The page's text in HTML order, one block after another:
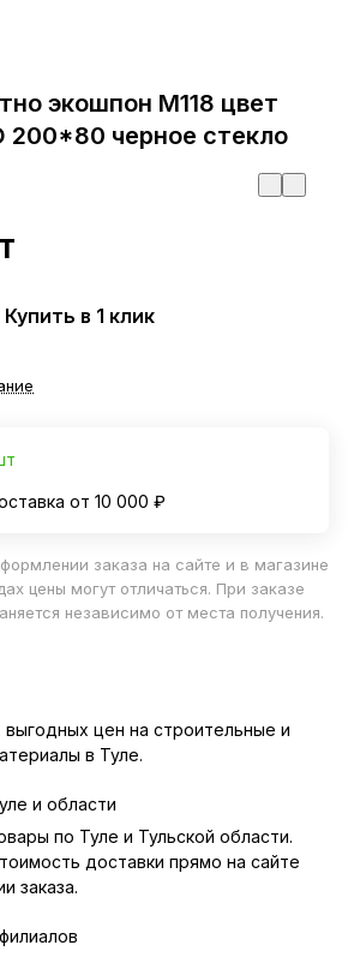
экошпон М118 цвет
200*80 черное стекло
Купить в 1 клик
от 10 000 ₽
заказа на сайте и в магазине
цены могут отличаться. При заказе
независимо от места получения.
цен на строительные и
в Туле.
и области
по Туле и Тульской области.
доставки прямо на сайте
заказа.